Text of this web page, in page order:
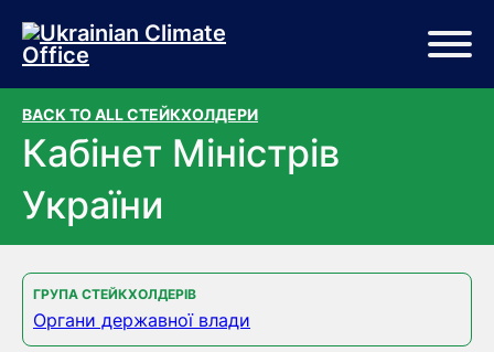
Перейти до основного вмісту
Перейти до нижньої частини сторінки
BACK TO ALL СТЕЙКХОЛДЕРИ
Кабінет Міністрів
України
ГРУПА СТЕЙКХОЛДЕРІВ
Органи державної влади